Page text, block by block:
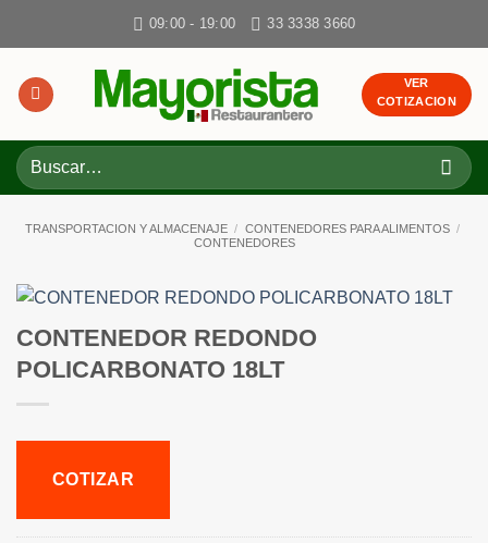
09:00 - 19:00 33 3338 3660
VER
COTIZACION
Buscar
por:
TRANSPORTACION Y ALMACENAJE / CONTENEDORES PARA ALIMENTOS /
CONTENEDORES
CONTENEDOR REDONDO
POLICARBONATO 18LT
COTIZAR